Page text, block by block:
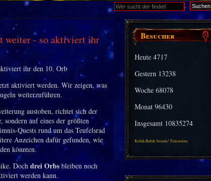
. Suchen
Besucher
Heute4717
Gestern 13238
Woche68078
Monat96430
Insgesamt 10835274
Kubik-Rubik Joomla! Extensions
weiter - so aktiviert ihr
aktiviert werden. Wir zeigen, was
weiterzuführen.
austoben, richtet sich der
auf eines der größten
Quests rund um das Teufelsrad
Anzeichen dafür gefunden, wie
könnten.
Doch drei Orbs bleiben noch
werden kann.